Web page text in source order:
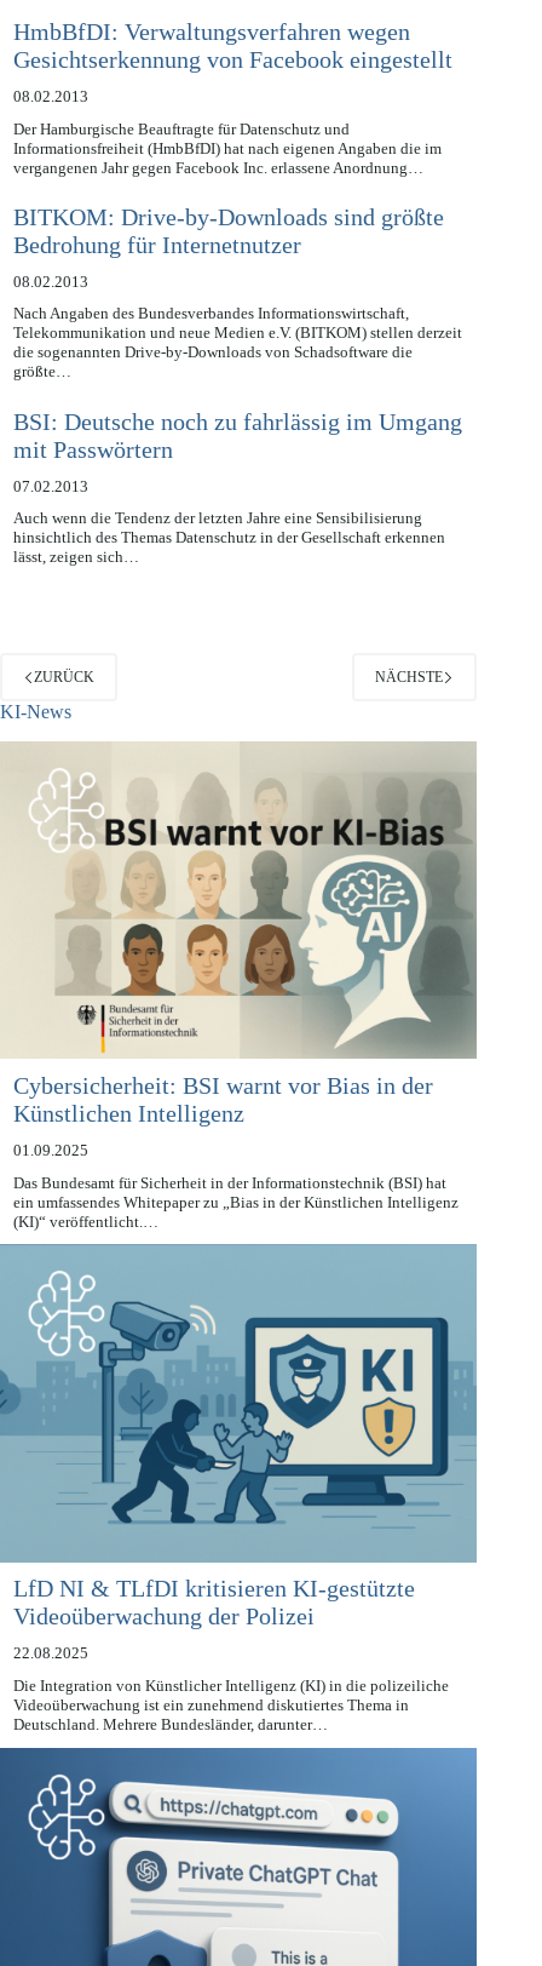
HmbBfDI: Verwaltungsverfahren wegen
Gesichtserkennung von Facebook eingestellt
08.02.2013
Der Hamburgische Beauftragte für Datenschutz und
Informationsfreiheit (HmbBfDI) hat nach eigenen Angaben die im
BITKOM: Drive-by-Downloads sind größte
Bedrohung für Internetnutzer
08.02.2013
Nach Angaben des Bundesverbandes Informationswirtschaft,
Telekommunikation und neue Medien e.V. (BITKOM) stellen derzeit
die sogenannten Drive-by-Downloads von Schadsoftware die
BSI: Deutsche noch zu fahrlässig im Umgang
mit Passwörtern
07.02.2013
Auch wenn die Tendenz der letzten Jahre eine Sensibilisierung
hinsichtlich des Themas Datenschutz in der Gesellschaft erkennen
ZURÜCK
KI-News
Cybersicherheit: BSI warnt vor Bias in der
Künstlichen Intelligenz
01.09.2025
Das Bundesamt für Sicherheit in der Informationstechnik (BSI) hat
ein umfassendes Whitepaper zu „Bias in der Künstlichen Intelligenz
(KI)“ veröffentlicht.…
LfD NI & TLfDI kritisieren KI-gestützte
Videoüberwachung der Polizei
22.08.2025
Die Integration von Künstlicher Intelligenz (KI) in die polizeiliche
Videoüberwachung ist ein zunehmend diskutiertes Thema in
Deutschland. Mehrere Bundesländer, darunter…